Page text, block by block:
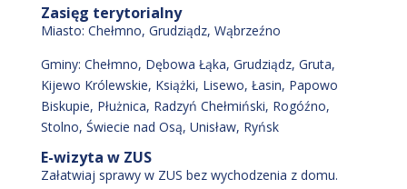
Zasięg terytorialny
Miasto: Chełmno, Grudziądz, Wąbrzeźno
Gminy: Chełmno, Dębowa Łąka, Grudziądz, Gruta,
Kijewo Królewskie, Książki, Lisewo, Łasin, Papowo
Biskupie, Płużnica, Radzyń Chełmiński, Rogóźno,
Stolno, Świecie nad Osą, Unisław, Ryńsk
E-wizyta w ZUS
Załatwiaj sprawy w ZUS bez wychodzenia z domu.